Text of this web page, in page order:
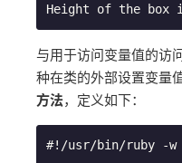
与用于访问变量值的访
种在类的外部设置变量
方法，定义如下：
#!/usr/bin/ruby -w